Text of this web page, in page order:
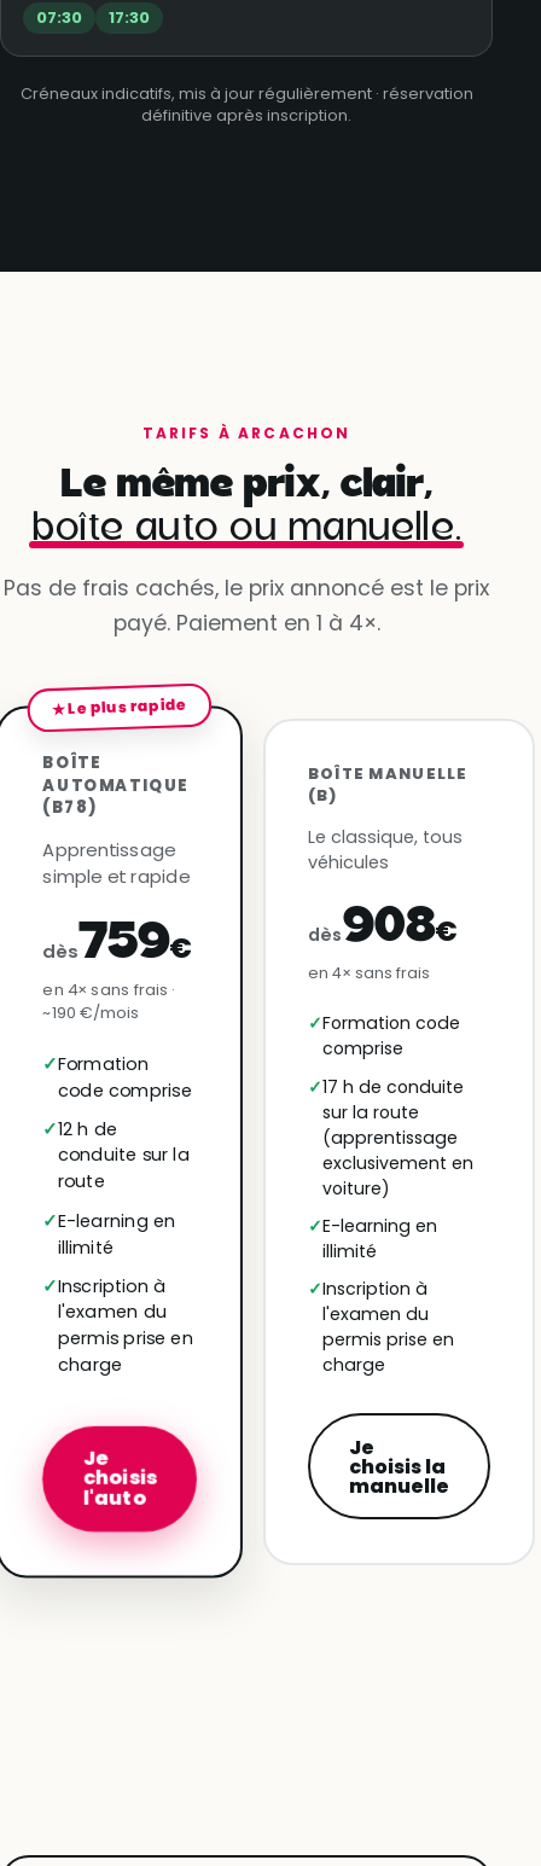
07:30 17:30
Créneaux indicatifs, mis à jour régulièrement · réservation
définitive après inscription.
TARIFS À ARCACHON
Le même prix, clair,
boîte auto ou manuelle.
Pas de frais cachés, le prix annoncé est le prix
payé. Paiement en 1 à 4×.
★ Le plus rapide
BOÎTE
AUTOMATIQUE
(B78)
Apprentissage
simple et rapide
dès759€
en 4× sans frais ·
~190 €/mois
Formation
code comprise
12 h de
conduite sur la
route
E-learning en
illimité
Inscription à
l'examen du
permis prise en
charge
Je
choisis
l'auto
BOÎTE MANUELLE
(B)
Le classique, tous
véhicules
dès908€
en 4× sans frais
Formation code
comprise
17 h de conduite
sur la route
(apprentissage
exclusivement en
voiture)
E-learning en
illimité
Inscription à
l'examen du
permis prise en
charge
Je
choisis la
manuelle